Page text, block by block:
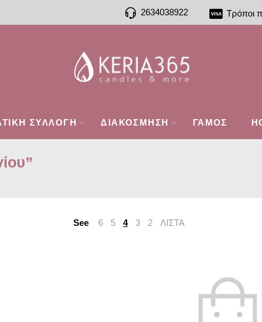
2634038922 Τρόποι
ΣΥΛΛΟΓΗ ΔΙΑΚΟΣΜΗΣΗ ΓΑΜΟΣ
See 6 5 4 3 2 ΛΙΣΤΑ